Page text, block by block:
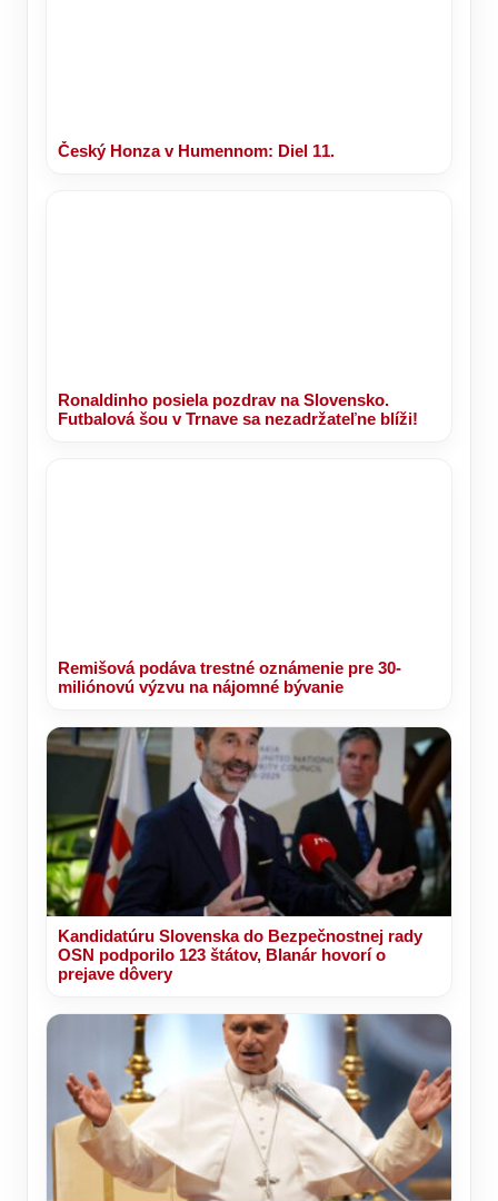
Český Honza v Humennom: Diel 11.
Ronaldinho posiela pozdrav na Slovensko.
Futbalová šou v Trnave sa nezadržateľne blíži!
Remišová podáva trestné oznámenie pre 30-
miliónovú výzvu na nájomné bývanie
Kandidatúru Slovenska do Bezpečnostnej rady
OSN podporilo 123 štátov, Blanár hovorí o
prejave dôvery